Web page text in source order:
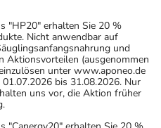
"HP20" erhalten Sie 20 %
Nicht anwendbar auf
und
Aktionsvorteilen (ausgenommen
unter www.aponeo.de
bis 31.08.2026. Nur
uns vor, die Aktion früher